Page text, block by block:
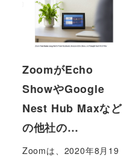
ZoomがEcho
ShowやGoogle
Nest Hub Maxなど
の他社の…
Zoomは、2020年8月19